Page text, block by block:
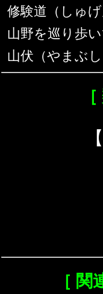
修験道（しゅ
山野を巡り歩
山伏（やまぶし
【
［ 関